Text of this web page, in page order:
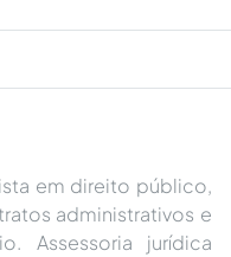
em direito público,
administrativos e
Assessoria jurídica